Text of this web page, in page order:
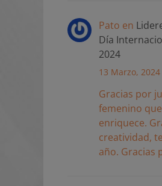
Pato en
Día
2024
13 Marzo, 2024
Gracias por
femenino
enriquece.
creatividad,
año. Gracias